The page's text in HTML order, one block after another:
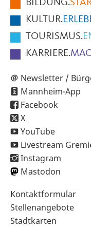
SeiteBILDUNG.
KULTUR.
TOURISMUS.
KARRIERE.
Newsletter /
Mannheim-App
Facebook
X
YouTube
Livestream
Instagram
Mastodon
Sekundärnavigation
im
Fußbereich
Kontaktformular
Stellenangebote
Stadtkarten